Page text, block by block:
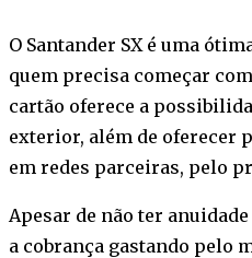
O Santander SX é uma
quem precisa começar
cartão oferece a
exterior, além de oferecer
em redes parceiras, pelo
Apesar de não ter
a cobrança gastando pelo